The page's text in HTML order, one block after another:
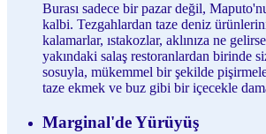
Burası sadece bir pazar değil,
kalbi. Tezgahlardan taze deniz
kalamarlar, ıstakozlar, aklınıza ne
yakındaki salaş restoranlardan birinde
sosuyla, mükemmel bir şekilde
taze ekmek ve buz gibi bir içecekle
Marginal'de Yürüyüş